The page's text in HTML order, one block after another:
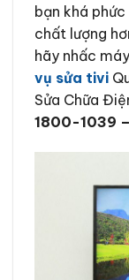
bạn khá
chất lượng
hãy nhấc
vụ sửa tivi
Sửa Chữa
1800-1039